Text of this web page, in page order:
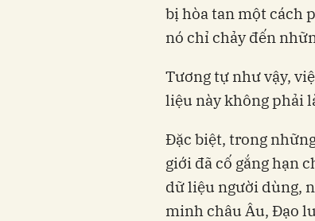
bị hòa tan một cách
nó chỉ chảy đến
Tương tự như vậy,
liệu này không phải
Đặc biệt, trong
giới đã cố gắng hạn
dữ liệu người dùng,
minh châu Âu, Đạo